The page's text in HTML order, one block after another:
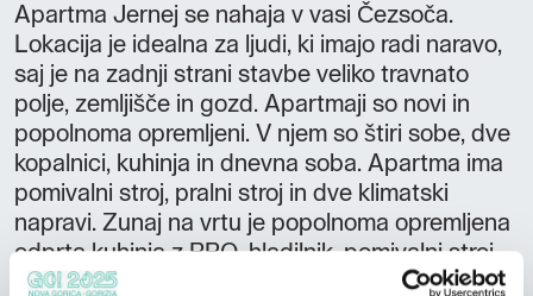
Apartma Jernej se nahaja v vasi Čezsoča.
Lokacija je idealna za ljudi, ki imajo radi naravo,
saj je na zadnji strani stavbe veliko travnato
polje, zemljišče in gozd. Apartmaji so novi in
popolnoma opremljeni. V njem so štiri sobe, dve
kopalnici, kuhinja in dnevna soba. Apartma ima
pomivalni stroj, pralni stroj in dve klimatski
napravi. Zunaj na vrtu je popolnoma opremljena
odprta kuhinja z BBQ, hladilnik, pomivalni stroj,
ki se lahko uporablja za naše goste.